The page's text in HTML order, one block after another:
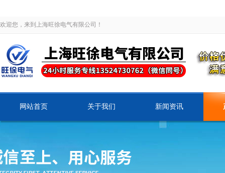
欢迎您，来到上海旺徐电气有限公司！
网站首页 关于我们 新闻资讯